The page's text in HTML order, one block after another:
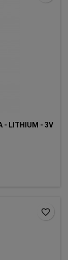
- LITHIUM - 3V
favorite_border